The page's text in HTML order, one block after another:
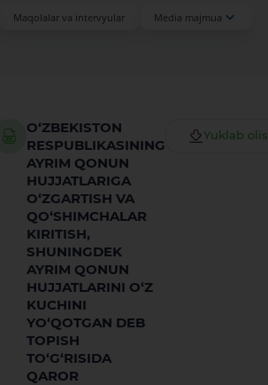
Maqolalar va intervyular
Media majmua
O‘ZBEKISTON
RESPUBLIKASINING
AYRIM QONUN
HUJJATLARIGA
O‘ZGARTISH VA
QO‘SHIMCHALAR
KIRITISH,
SHUNINGDEK
AYRIM QONUN
HUJJATLARINI O‘Z
KUCHINI
YO‘QOTGAN DEB
TOPISH
TO‘G‘RISIDA
QAROR
Yuklab